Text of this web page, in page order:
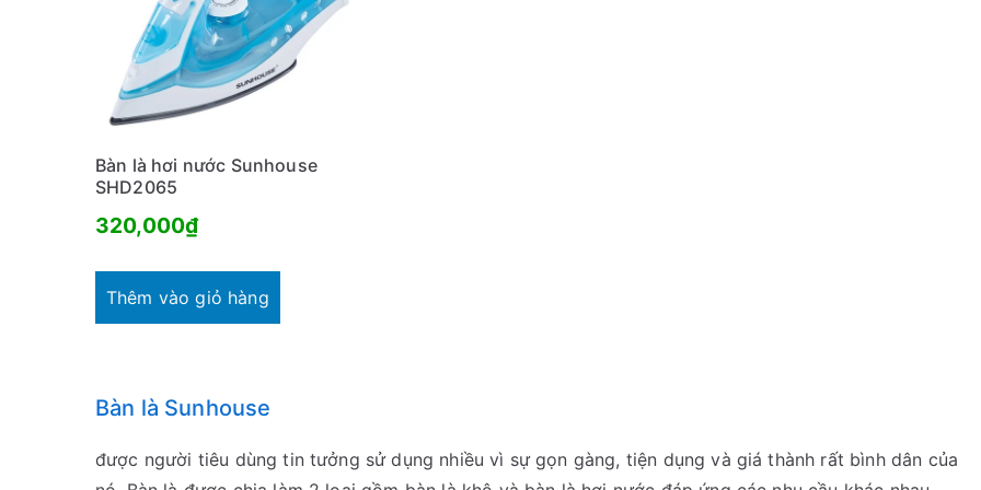
Bàn là hơi nước Sunhouse
SHD2065
320,000₫
Thêm vào giỏ hàng
Bàn là Sunhouse
được người tiêu dùng tin tưởng sử dụng nhiều vì sự gọn gàng, tiện dụng và giá thành rất bình dân của